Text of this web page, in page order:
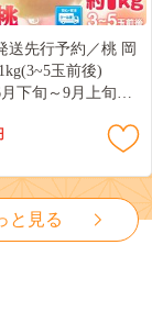
送先行予約／桃 岡
玉前後)
月下旬～9月上旬頃
う スイーツ フル
ザート 旬 モモ も
送料無料 果物 岡
清水白桃 白鳳 白
---
と見る